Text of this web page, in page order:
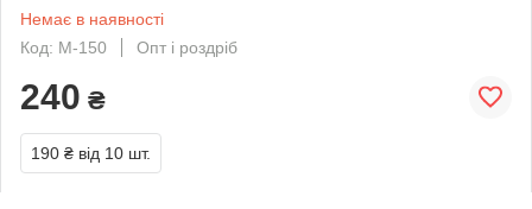
Немає в наявності
Код: М-150
Опт і роздріб
240 ₴
190 ₴ від 10 шт.